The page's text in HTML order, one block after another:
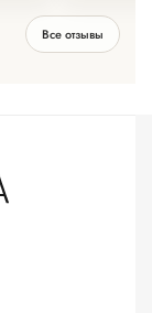
Все отзывы